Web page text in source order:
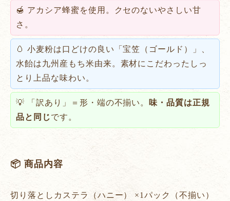
🍯 アカシア蜂蜜を使用。クセのないやさしい甘
さ。
🥚 小麦粉は口どけの良い「宝笠（ゴールド）」、
水飴は九州産もち米由来。素材にこだわったしっ
とり上品な味わい。
💡 「訳あり」＝形・端の不揃い。 味・品質は正規
品と同じです。
📦 商品内容
切り落としカステラ（ハニー） ×1パック（不揃い）